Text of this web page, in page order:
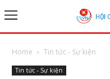
Home Tin tức - Sự kiện
Tin tức - Sự kiện